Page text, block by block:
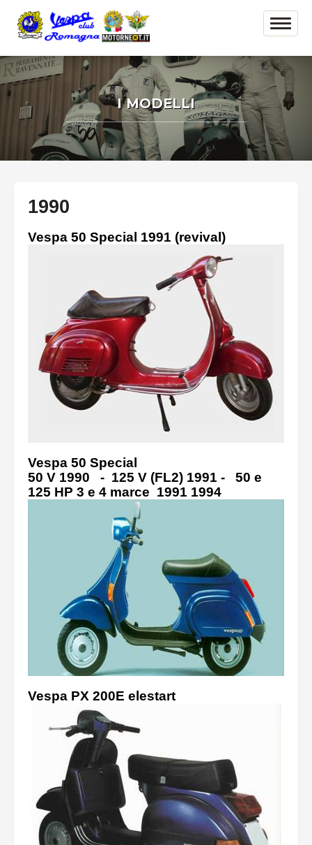
I MODELLI
1990
Vespa 50 Special 1991 (revival)
Vespa 50 Special
50 V 1990 - 125 V (FL2) 1991 - 50 e
125 HP 3 e 4 marce 1991 1994
Vespa PX 200E elestart